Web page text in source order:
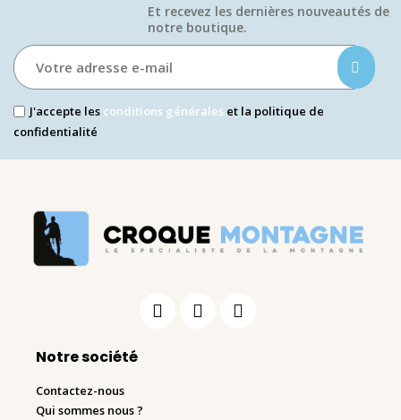
Et recevez les dernières nouveautés de
notre boutique.​
J'accepte les conditions générales et la politique de
confidentialité
Notre société
Contactez-nous
Qui sommes nous ?